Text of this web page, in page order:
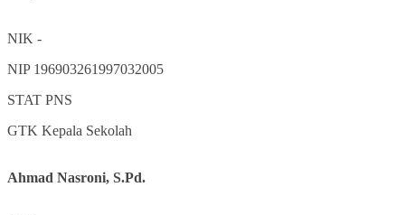
NIK -
NIP 196903261997032005
STAT PNS
GTK Kepala Sekolah
Ahmad Nasroni, S.Pd.